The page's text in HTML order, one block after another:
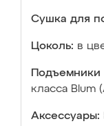
Сушка для
Цоколь: в
Подъемники
класса Blum
Аксессуары: